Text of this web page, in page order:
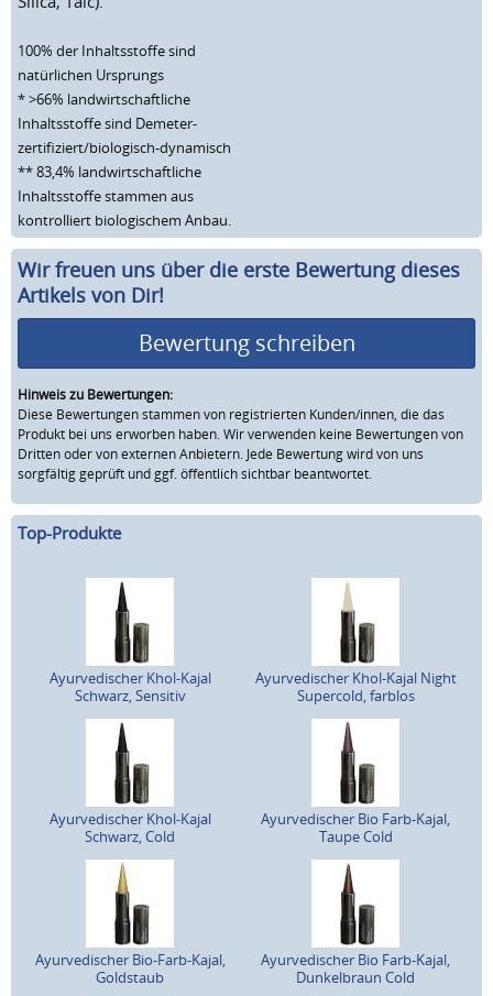
100% der Inhaltsstoffe sind
natürlichen Ursprungs
* >66% landwirtschaftliche
Inhaltsstoffe sind Demeter-
zertifiziert/biologisch-dynamisch
** 83,4% landwirtschaftliche
Inhaltsstoffe stammen aus
kontrolliert biologischem Anbau.
Wir freuen uns über die erste Bewertung dieses
Artikels von Dir!
Bewertung schreiben
Hinweis zu Bewertungen:
Diese Bewertungen stammen von registrierten Kunden/innen, die das
Produkt bei uns erworben haben. Wir verwenden keine Bewertungen von
Dritten oder von externen Anbietern. Jede Bewertung wird von uns
sorgfältig geprüft und ggf. öffentlich sichtbar beantwortet.
Top-Produkte
Ayurvedischer Khol-Kajal
Schwarz, Sensitiv
Ayurvedischer Khol-Kajal Night
Supercold, farblos
Ayurvedischer Khol-Kajal
Schwarz, Cold
Ayurvedischer Bio Farb-Kajal,
Taupe Cold
Ayurvedischer Bio-Farb-Kajal,
Goldstaub
Ayurvedischer Bio Farb-Kajal,
Dunkelbraun Cold